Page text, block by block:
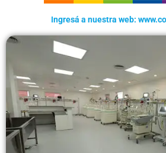
Ingresá a nuestra web: